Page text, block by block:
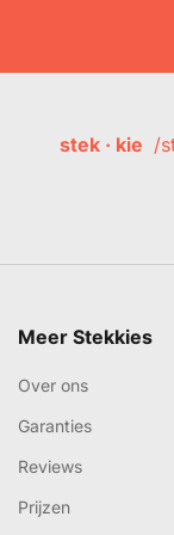
stek · kie /
Meer Stekkies
Over ons
Garanties
Reviews
Prijzen